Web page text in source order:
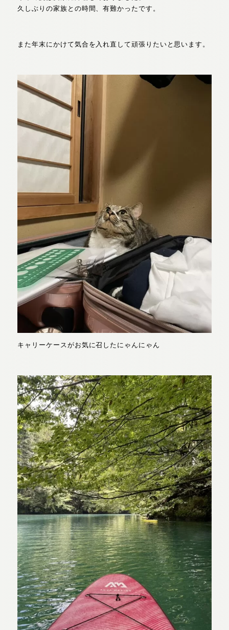
久しぶりの家族との時間、有難かったです。
また年末にかけて気合を入れ直して頑張りたいと思います。
キャリーケースがお気に召したにゃんにゃん